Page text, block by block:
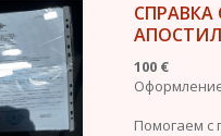
100 €
Помогаем с